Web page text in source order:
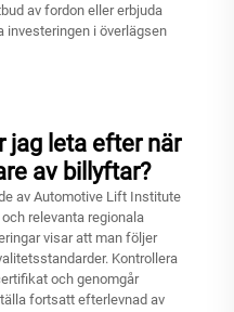
av fordon eller erbjuda
i överlägsen
jag leta efter när
av billyftar?
av Automotive Lift Institute
relevanta regionala
visar att man följer
Kontrollera
och genomgår
fortsatt efterlevnad av